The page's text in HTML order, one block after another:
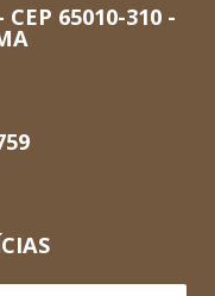
CEP 65010-310 -